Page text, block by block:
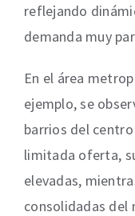
reflejando
demanda muy
En el área
ejemplo, se
barrios del
limitada oferta,
elevadas,
consolidadas del